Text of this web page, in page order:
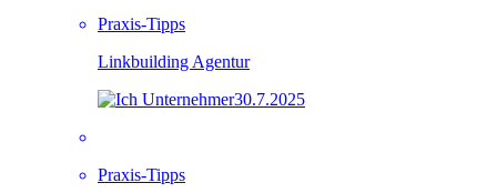
Praxis-Tipps
Linkbuilding Agentur
30.7.2025
Praxis-Tipps